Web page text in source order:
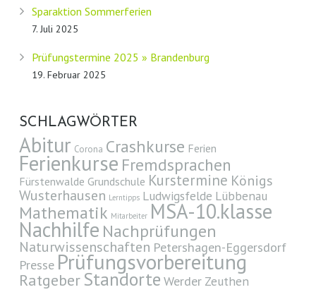
Sparaktion Sommerferien
7. Juli 2025
Prüfungstermine 2025 » Brandenburg
19. Februar 2025
SCHLAGWÖRTER
Abitur Corona Crashkurse Ferien
Ferienkurse Fremdsprachen
Fürstenwalde Grundschule Kurstermine Königs
Wusterhausen Lerntipps Ludwigsfelde Lübbenau
Mathematik Mitarbeiter MSA-10.klasse
Nachhilfe Nachprüfungen
Naturwissenschaften Petershagen-Eggersdorf
Presse Prüfungsvorbereitung
Ratgeber Standorte Werder Zeuthen